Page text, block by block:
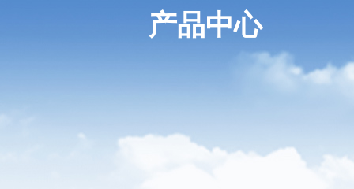
产品中心